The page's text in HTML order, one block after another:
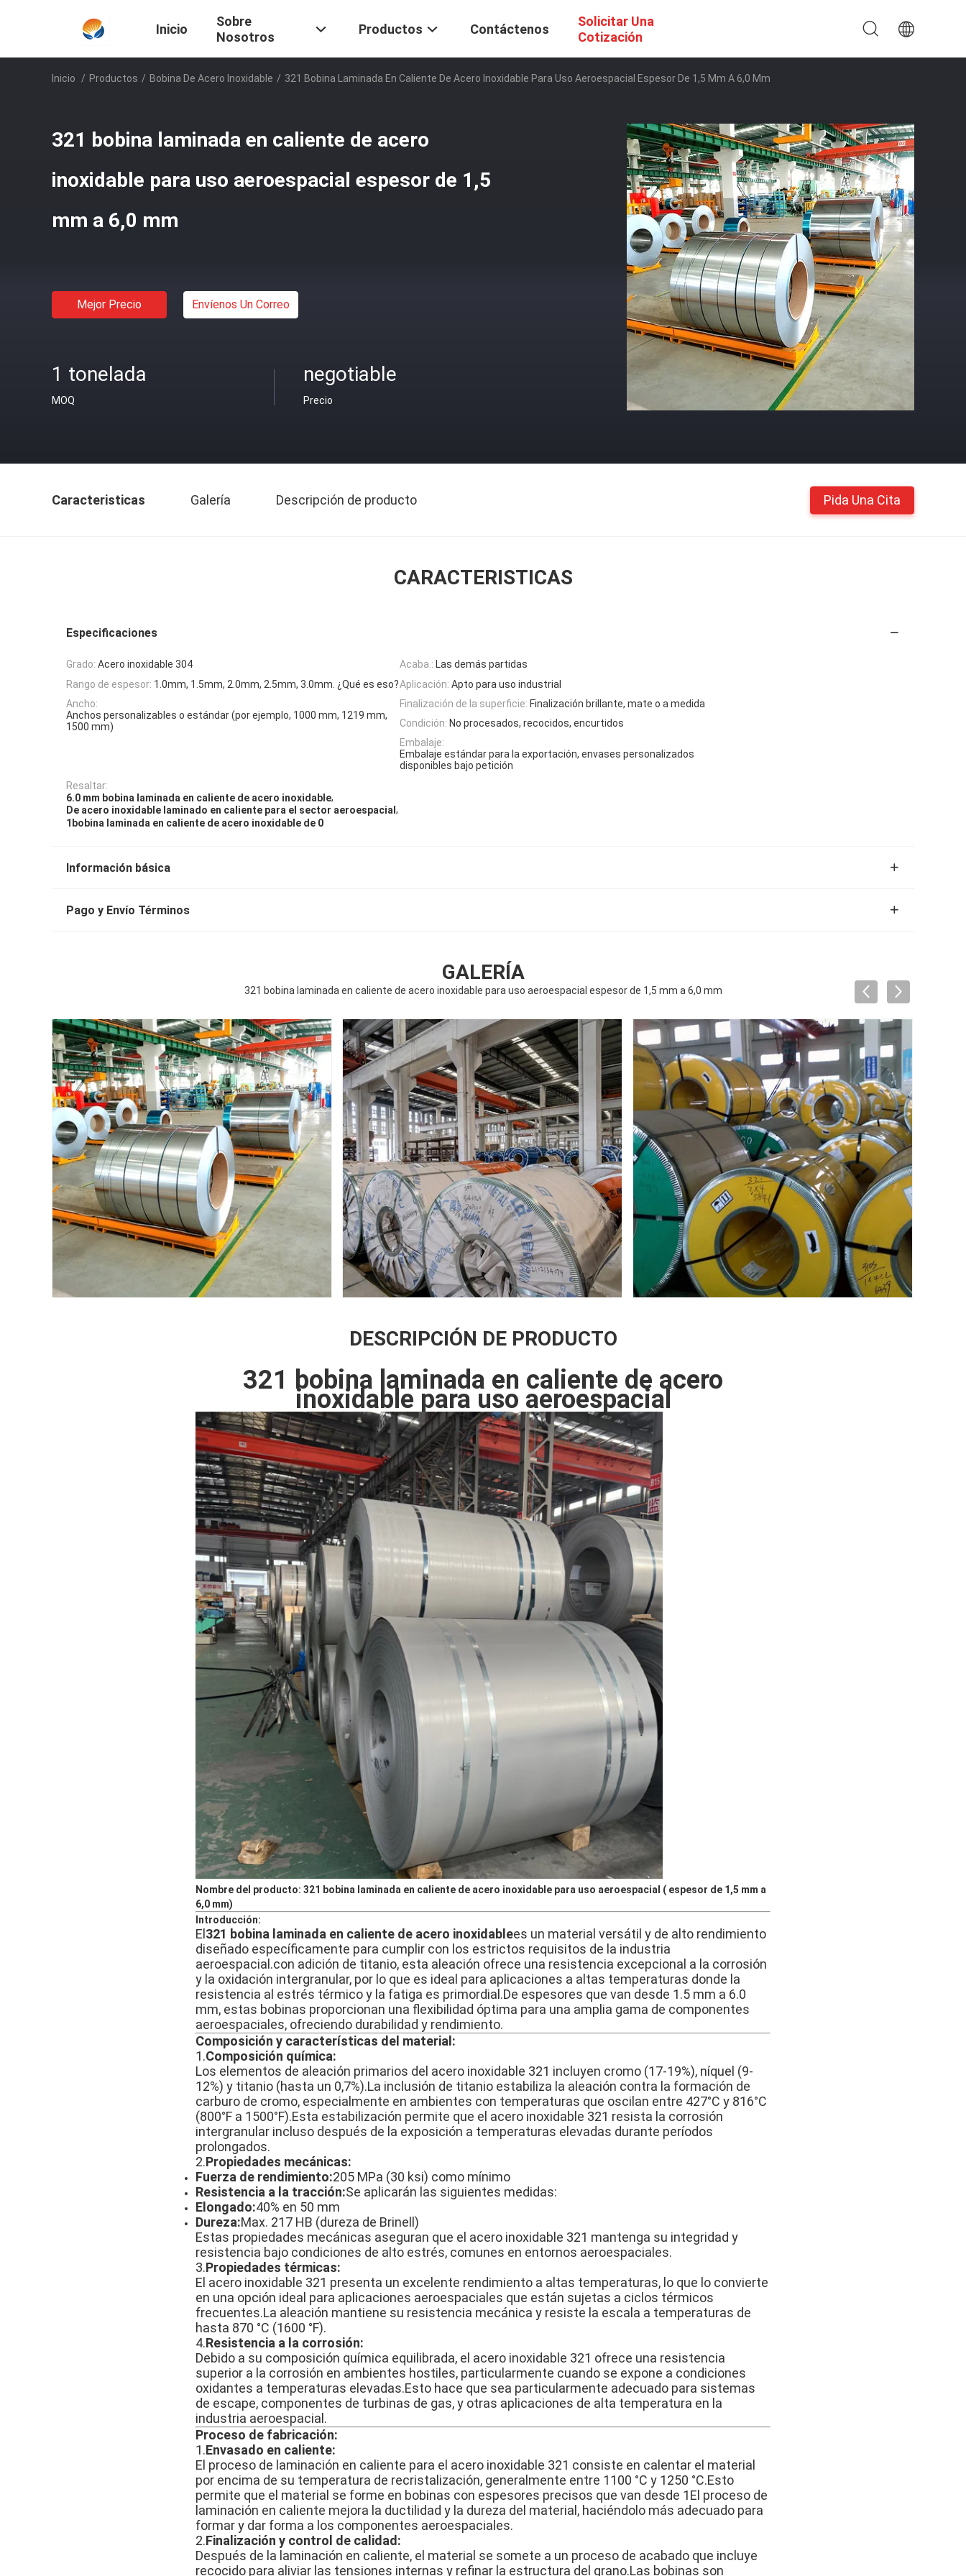
Inicio
Sobre
Nosotros
Productos Contáctenos
Solicitar Una
Cotización
Inicio / Productos / Bobina De Acero Inoxidable / 321 Bobina Laminada En Caliente De Acero Inoxidable Para Uso Aeroespacial Espesor De 1,5 Mm A 6,0 Mm
321 bobina laminada en caliente de acero
inoxidable para uso aeroespacial espesor de 1,5
mm a 6,0 mm
Mejor Precio Envíenos Un Correo
1 tonelada
MOQ
negotiable
Precio
Caracteristicas Galería Descripción de producto Pida Una Cita
CARACTERISTICAS
Especificaciones
Grado: Acero inoxidable 304 Acaba.: Las demás partidas
Rango de espesor: 1.0mm, 1.5mm, 2.0mm, 2.5mm, 3.0mm. ¿Qué es eso?Aplicación: Apto para uso industrial
Ancho:
Anchos personalizables o estándar (por ejemplo, 1000 mm, 1219 mm,
1500 mm)
Finalización de la superficie: Finalización brillante, mate o a medida
Condición: No procesados, recocidos, encurtidos
Embalaje:
Embalaje estándar para la exportación, envases personalizados
disponibles bajo petición
Resaltar:
6.0 mm bobina laminada en caliente de acero inoxidable,
De acero inoxidable laminado en caliente para el sector aeroespacial ,
1bobina laminada en caliente de acero inoxidable de 0
Información básica
Pago y Envío Términos
GALERÍA
321 bobina laminada en caliente de acero inoxidable para uso aeroespacial espesor de 1,5 mm a 6,0 mm
DESCRIPCIÓN DE PRODUCTO
321 bobina laminada en caliente de acero
inoxidable para uso aeroespacial
Nombre del producto: 321 bobina laminada en caliente de acero inoxidable para uso aeroespacial ( espesor de 1,5 mm a
6,0 mm)
Introducción:
El321 bobina laminada en caliente de acero inoxidablees un material versátil y de alto rendimiento
diseñado específicamente para cumplir con los estrictos requisitos de la industria
aeroespacial.con adición de titanio, esta aleación ofrece una resistencia excepcional a la corrosión
y la oxidación intergranular, por lo que es ideal para aplicaciones a altas temperaturas donde la
resistencia al estrés térmico y la fatiga es primordial.De espesores que van desde 1.5 mm a 6.0
mm, estas bobinas proporcionan una flexibilidad óptima para una amplia gama de componentes
aeroespaciales, ofreciendo durabilidad y rendimiento.
Composición y características del material:
1.Composición química:
Los elementos de aleación primarios del acero inoxidable 321 incluyen cromo (17-19%), níquel (9-
12%) y titanio (hasta un 0,7%).La inclusión de titanio estabiliza la aleación contra la formación de
carburo de cromo, especialmente en ambientes con temperaturas que oscilan entre 427°C y 816°C
(800°F a 1500°F).Esta estabilización permite que el acero inoxidable 321 resista la corrosión
intergranular incluso después de la exposición a temperaturas elevadas durante períodos
prolongados.
2.Propiedades mecánicas:
Fuerza de rendimiento:205 MPa (30 ksi) como mínimo
Resistencia a la tracción:Se aplicarán las siguientes medidas:
Elongado:40% en 50 mm
Dureza:Max. 217 HB (dureza de Brinell)
Estas propiedades mecánicas aseguran que el acero inoxidable 321 mantenga su integridad y
resistencia bajo condiciones de alto estrés, comunes en entornos aeroespaciales.
3.Propiedades térmicas:
El acero inoxidable 321 presenta un excelente rendimiento a altas temperaturas, lo que lo convierte
en una opción ideal para aplicaciones aeroespaciales que están sujetas a ciclos térmicos
frecuentes.La aleación mantiene su resistencia mecánica y resiste la escala a temperaturas de
hasta 870 °C (1600 °F).
4.Resistencia a la corrosión:
Debido a su composición química equilibrada, el acero inoxidable 321 ofrece una resistencia
superior a la corrosión en ambientes hostiles, particularmente cuando se expone a condiciones
oxidantes a temperaturas elevadas.Esto hace que sea particularmente adecuado para sistemas
de escape, componentes de turbinas de gas, y otras aplicaciones de alta temperatura en la
industria aeroespacial.
Proceso de fabricación:
1.Envasado en caliente:
El proceso de laminación en caliente para el acero inoxidable 321 consiste en calentar el material
por encima de su temperatura de recristalización, generalmente entre 1100 °C y 1250 °C.Esto
permite que el material se forme en bobinas con espesores precisos que van desde 1El proceso de
laminación en caliente mejora la ductilidad y la dureza del material, haciéndolo más adecuado para
formar y dar forma a los componentes aeroespaciales.
2.Finalización y control de calidad:
Después de la laminación en caliente, el material se somete a un proceso de acabado que incluye
recocido para aliviar las tensiones internas y refinar la estructura del grano.Las bobinas son